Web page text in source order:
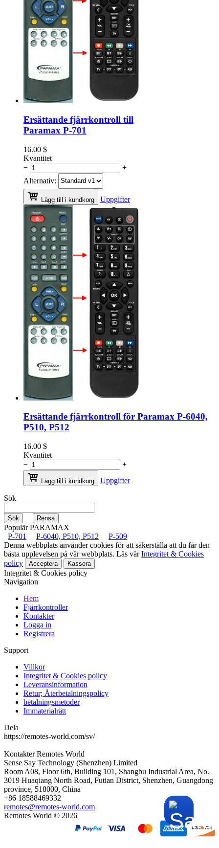
Ersättande fjärrkontroll till
Paramax P-701
16.00 $
Kvantitet
−
+
Alternativ:
Lägg till i kundkorg Uppgifter
Ersättande fjärrkontroll för Paramax P-6040,
P510, P512
16.00 $
Kvantitet
−
+
Lägg till i kundkorg Uppgifter
Sök
Populär PARAMAX
P-701
P-6040, P510, P512
P-509
Denna webbplats använder cookies för att säkerställa att du får den
bästa upplevelsen på vår webbplats. Läs vårIntegritet & Cookies
policy
Acceptera Kassera
Integritet & Cookies policy
Navigation
Hem
Fjärrkontroller
Kontakter
Logga in
Registrera
Support
Villkor
Integritet & Cookies policy
Leveransinformation
Retur; Återbetalningspolicy
betalningsmetoder
Immaterialrätt
Dela
https://remotes-world.com/sv/
Kontakter Remotes World
Sense Say Technology (Shenzhen) Limited
Room A08, Floor 6th, Building 101, Shangbu Industrial Area, No.
3019 Huaqiang North Road, Futian District, Shenzhen, Guangdong
province, 518000, China
+86 18588469332
remotes@remotes-world.com
Remotes World © 2026